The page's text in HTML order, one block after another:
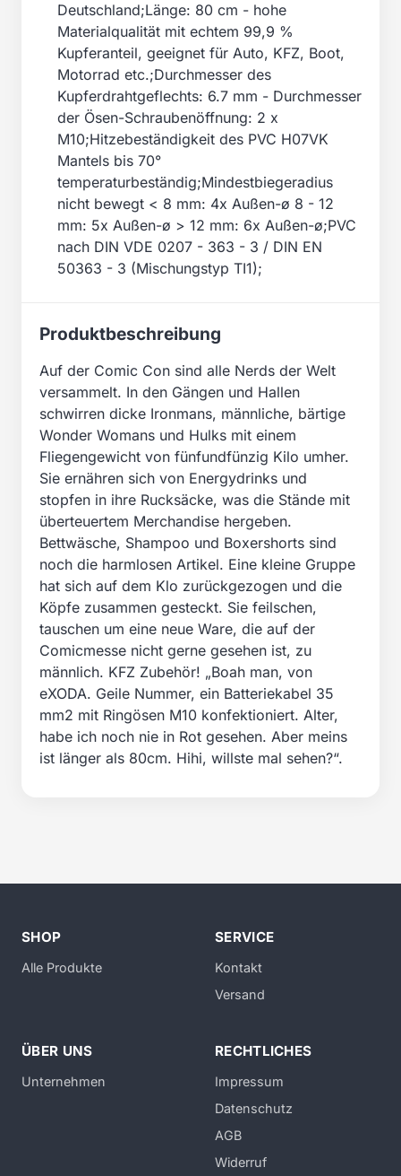
Deutschland;Länge: 80 cm - hohe
Materialqualität mit echtem 99,9 %
Kupferanteil, geeignet für Auto, KFZ, Boot,
Motorrad etc.;Durchmesser des
Kupferdrahtgeflechts: 6.7 mm - Durchmesser
der Ösen-Schraubenöffnung: 2 x
M10;Hitzebeständigkeit des PVC H07VK
Mantels bis 70°
temperaturbeständig;Mindestbiegeradius
nicht bewegt < 8 mm: 4x Außen-ø 8 - 12
mm: 5x Außen-ø > 12 mm: 6x Außen-ø;PVC
nach DIN VDE 0207 - 363 - 3 / DIN EN
50363 - 3 (Mischungstyp TI1);
Produktbeschreibung
Auf der Comic Con sind alle Nerds der Welt
versammelt. In den Gängen und Hallen
schwirren dicke Ironmans, männliche, bärtige
Wonder Womans und Hulks mit einem
Fliegengewicht von fünfundfünzig Kilo umher.
Sie ernähren sich von Energydrinks und
stopfen in ihre Rucksäcke, was die Stände mit
überteuertem Merchandise hergeben.
Bettwäsche, Shampoo und Boxershorts sind
noch die harmlosen Artikel. Eine kleine Gruppe
hat sich auf dem Klo zurückgezogen und die
Köpfe zusammen gesteckt. Sie feilschen,
tauschen um eine neue Ware, die auf der
Comicmesse nicht gerne gesehen ist, zu
männlich. KFZ Zubehör! „Boah man, von
eXODA. Geile Nummer, ein Batteriekabel 35
mm2 mit Ringösen M10 konfektioniert. Alter,
habe ich noch nie in Rot gesehen. Aber meins
ist länger als 80cm. Hihi, willste mal sehen?“.
SHOP
Alle Produkte
SERVICE
Kontakt
Versand
ÜBER UNS
Unternehmen
RECHTLICHES
Impressum
Datenschutz
AGB
Widerruf